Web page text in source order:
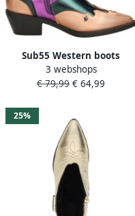
Sub55 Western boots
Enkellaarsjes Hak Rosé-
goud
3 webshops
€ 79,99 € 64,99
25%